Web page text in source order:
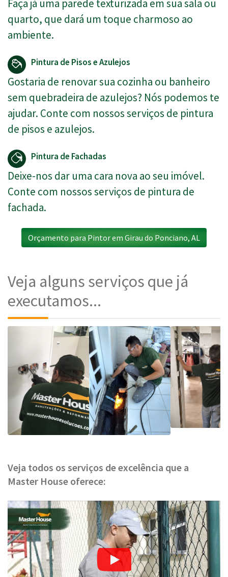
Faça já uma parede texturizada em sua sala ou
quarto, que dará um toque charmoso ao
ambiente.
Pintura de Pisos e Azulejos
Gostaria de renovar sua cozinha ou banheiro
sem quebradeira de azulejos? Nós podemos te
ajudar. Conte com nossos serviços de pintura
de pisos e azulejos.
Pintura de Fachadas
Deixe-nos dar uma cara nova ao seu imóvel.
Conte com nossos serviços de pintura de
fachada.
Orçamento para Pintor em Girau do Ponciano, AL
Veja alguns serviços que já
executamos...
Veja todos os serviços de excelência que a
Master House oferece: